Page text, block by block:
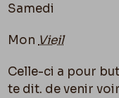
Samedi
Mon Vieil
Celle-ci a pour
te dit. de venir